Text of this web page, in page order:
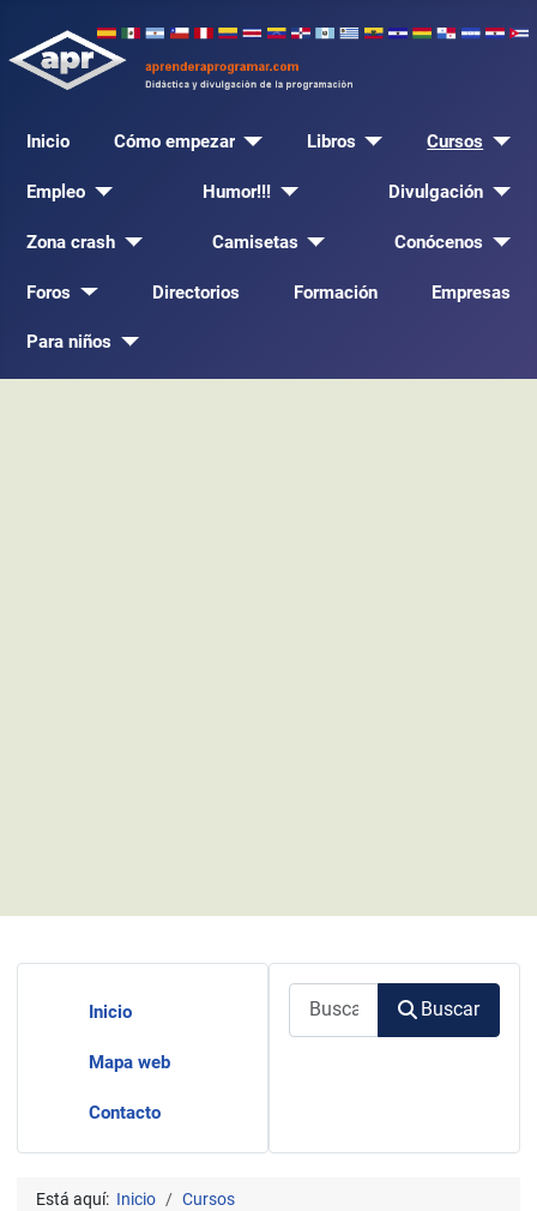
Inicio Cómo empezar Libros Cursos
Empleo Humor!!! Divulgación
Zona crash Camisetas Conócenos
Foros Directorios Formación Empresas
Para niños
Inicio
Mapa web
Contacto
Buscar
Está aquí: Inicio
Cursos